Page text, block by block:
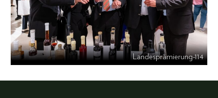
Landesprämierung-114